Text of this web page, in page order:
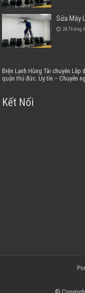
Sửa Máy
24 Tháng
Điện Lạnh Hùng Tài chuyên Lắp
quận thủ đức. Uy tín – Chuyên
Kết Nối